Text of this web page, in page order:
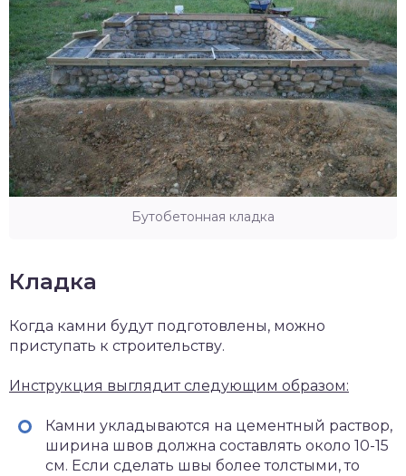
Бутобетонная кладка
Кладка
Когда камни будут подготовлены, можно
приступать к строительству.
Инструкция выглядит следующим образом:
Камни укладываются на цементный раствор,
ширина швов должна составлять около 10-15
см. Если сделать швы более толстыми, то